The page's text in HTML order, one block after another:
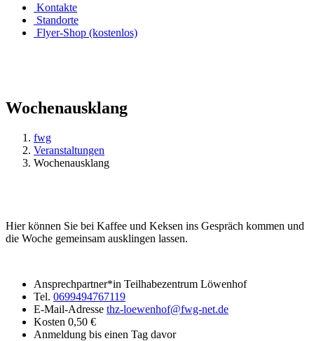
Kontakte
Standorte
Flyer-Shop (kostenlos)
Wochenausklang
fwg
Veranstaltungen
Wochenausklang
Hier können Sie bei Kaffee und Keksen ins Gespräch kommen und
die Woche gemeinsam ausklingen lassen.
Ansprechpartner*in Teilhabezentrum Löwenhof
Tel. 0699494767119
E-Mail-Adresse thz-loewenhof@fwg-net.de
Kosten 0,50 €
Anmeldung bis einen Tag davor